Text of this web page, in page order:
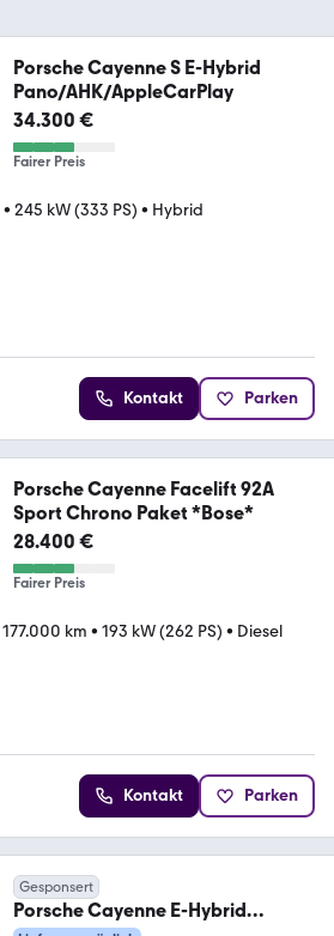
Porsche Cayenne S E-Hybrid
Pano/AHK/AppleCarPlay
34.300 €
Fairer Preis
• 245 kW (333 PS) • Hybrid
Kontakt Parken
Porsche Cayenne Facelift 92A
Sport Chrono Paket *Bose*
28.400 €
Fairer Preis
177.000 km • 193 kW (262 PS) • Diesel
Kontakt Parken
Gesponsert
Porsche Cayenne E-Hybrid